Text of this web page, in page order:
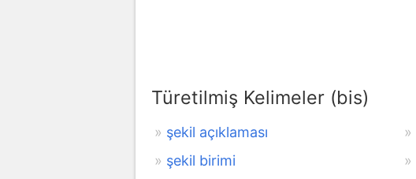
Türetilmiş Kelimeler (bis)
şekil açıklaması
şekil birimi